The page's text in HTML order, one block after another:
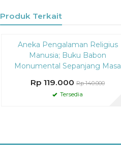
Produk Terkait
Diskon
15%Aneka Pengalaman Religius
Manusia; Buku Babon
Monumental Sepanjang Masa
Rp 119.000 Rp 140.000
Tersedia